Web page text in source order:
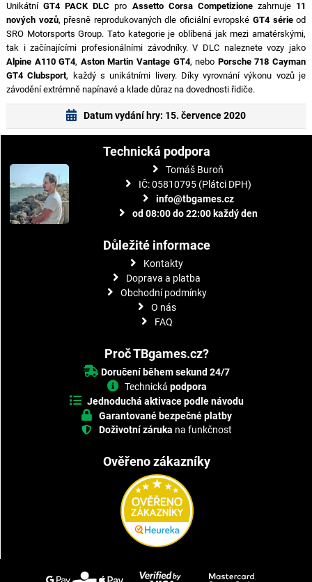
UnikátníGT4 PACK DLC pro Assetto Corsa Competizionezahrnuje 11
nových vozů, přesně reprodukovaných dle oficiální evropské GT4 sérieod
SRO Motorsports Group. Tato kategorie je oblíbená jak mezi amatérskými,
tak i začínajícími profesionálními závodníky. V DLC naleznete vozy jako
Alpine A110 GT4, Aston Martin Vantage GT4, nebo Porsche 718 Cayman
GT4 Clubsport, každý s unikátními livery. Díky vyrovnání výkonu vozů je
závodění extrémně napínavé a klade důraz na dovednosti řidiče.
Datum vydání hry: 15. července 2020
Technická podpora
Tomáš Buroň
IČ: 05810795 (Plátci DPH)
info@tbgames.cz
od 08:00 do 22:00 každý den
Důležité informace
Kontakty
Doprava a platba
Obchodní podmínky
O nás
FAQ
Proč TBgames.cz?
Doručení během sekund 24/7
Technická podpora
Jednoduchá aktivace podle návodu
Garantované bezpečné platby
Doživotní záruka na funkčnost
Ověřeno zákazníky